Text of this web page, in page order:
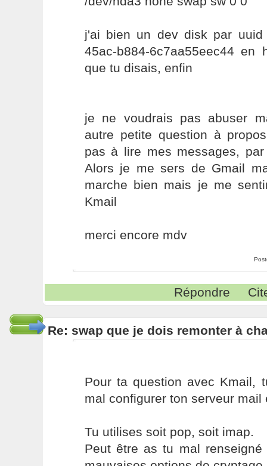
j'ai bien un dev disk par uuid
45ac-b884-6c7aa55eec44
que tu disais, enfin
je ne voudrais pas abuser
autre petite question à
pas à lire mes messages,
Alors je me sers de Gmail
marche bien mais je me
Kmail
merci encore mdv
Répondre
Re: swap que je dois remonter à
Pour ta question avec Kmail,
mal configurer ton serveur mail
Tu utilises soit pop, soit imap.
Peut être as tu mal